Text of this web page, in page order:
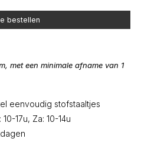
bestellen
met een minimale afname van 1
eenvoudig stofstaaltjes
17u, Za: 10-14u